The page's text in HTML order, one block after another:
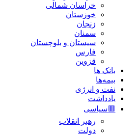
خراسان شمالی
خوزستان
زنجان
سمنان
سیستان و بلوچستان
فارس
قزوین
بانک ها
بیمه‌ها
نفت و انرژی
یادداشت
🟥سیاسی
رهبر انقلاب
دولت